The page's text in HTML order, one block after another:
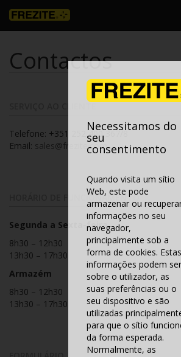
Contactos
SERVIÇO AO CLIENTE
Telefone: +351 252 400 367/8
Email: sales@frezite.com
HORÁRIO DE FUNCIONAMENTO
Segunda a Sexta-feira
8h30 – 12h30
13h30 – 17h30
Armazém
8h30 – 12h30
13h30 – 17h30
Necessitamos do
seu
consentimento
Quando visita um sítio
Web, este pode
armazenar ou
informações no seu
navegador,
principalmente sob a
forma de cookies. Estas
informações podem ser
sobre o utilizador, as
suas preferências ou o
seu dispositivo e são
utilizadas
para que o sítio
da forma esperada.
Normalmente, as